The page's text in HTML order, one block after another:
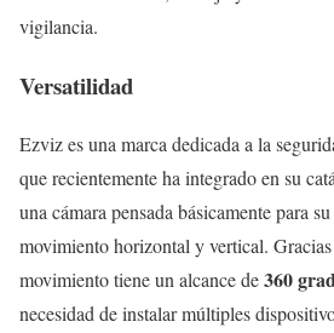
vigilancia.
Versatilidad
Ezviz es una marca dedicada a la
que recientemente ha integrado en su
una cámara pensada básicamente para
movimiento horizontal y vertical.
movimiento tiene un alcance de360
necesidad de instalar múltiples